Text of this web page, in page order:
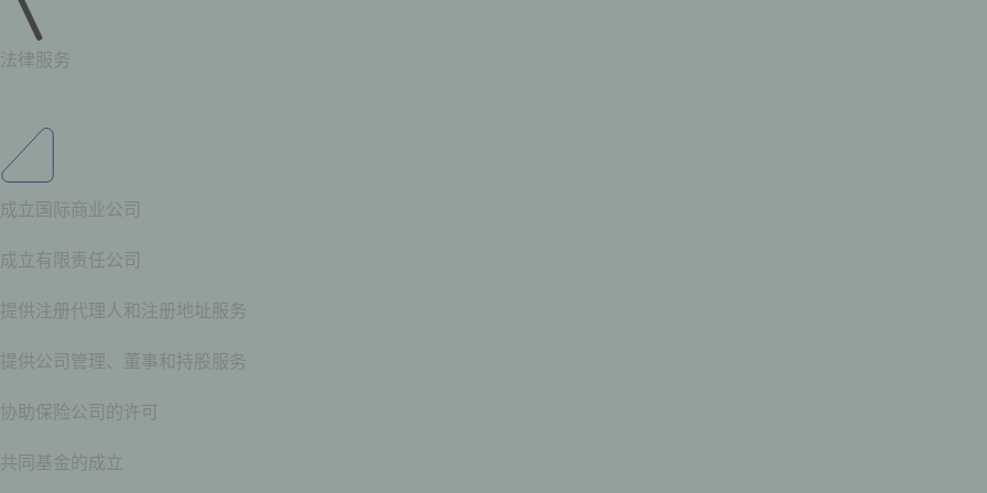
法律服务
成立国际商业公司
成立有限责任公司
提供注册代理人和注册地址服务
提供公司管理、董事和持股服务
协助保险公司的许可
共同基金的成立